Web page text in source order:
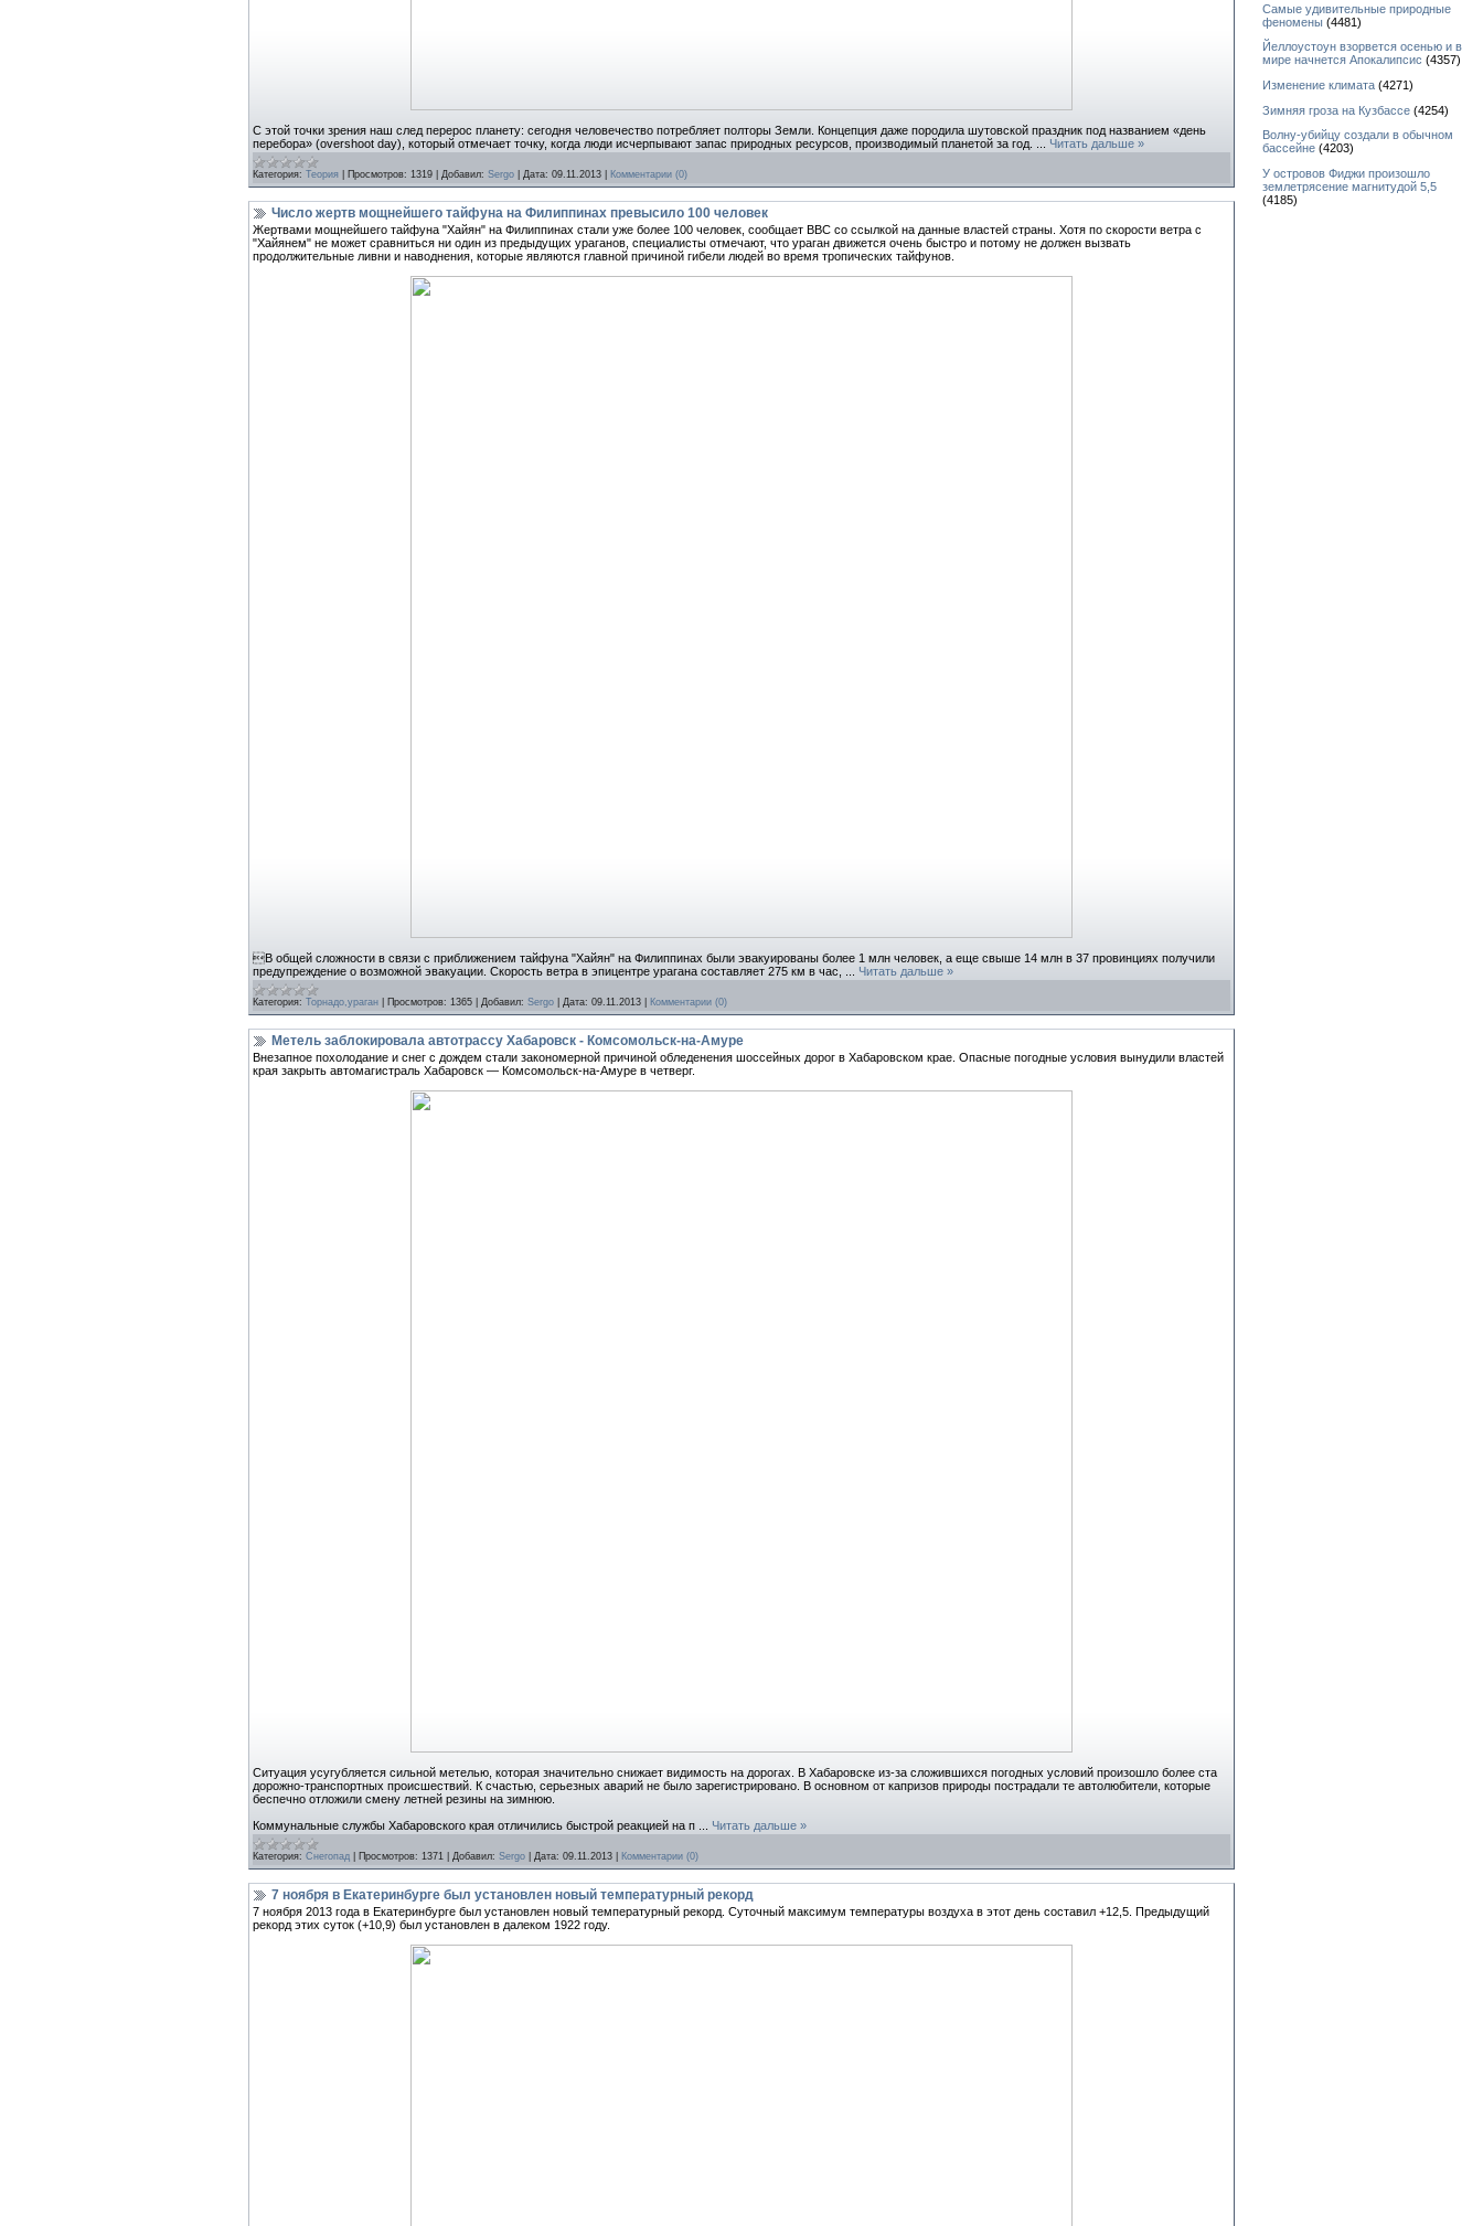
С этой точки зрения наш след перерос планету: сегодня человечество потребляет полторы Земли. Концепция даже породила шутовской праздник под названием «день
перебора» (overshoot day), который отмечает точку, когда люди исчерпывают запас природных ресурсов, производимый планетой за год.
Читать дальше »
Категория: Теория Просмотров: 1319 Добавил: Sergo Дата: 09.11.2013 Комментарии (0)
Число жертв мощнейшего тайфуна на Филиппинах превысило 100 человек
Жертвами мощнейшего тайфуна "Хайян" на Филиппинах стали уже более 100 человек, сообщает ВВС со ссылкой на данные властей страны. Хотя по скорости ветра с
"Хайянем" не может сравниться ни один из предыдущих ураганов, специалисты отмечают, что ураган движется очень быстро и потому не должен вызвать
продолжительные ливни и наводнения, которые являются главной причиной гибели людей во время тропических тайфунов.
В общей сложности в связи с приближением тайфуна "Хайян" на Филиппинах были эвакуированы более 1 млн человек, а еще свыше 14 млн в 37 провинциях получили
предупреждение о возможной эвакуации. Скорость ветра в эпицентре урагана составляет 275 км в час,
Читать дальше »
Категория: Торнадо,ураган Просмотров: 1365 Добавил: Sergo Дата: 09.11.2013 Комментарии (0)
Метель заблокировала автотрассу Хабаровск - Комсомольск-на-Амуре
Внезапное похолодание и снег с дождем стали закономерной причиной обледенения шоссейных дорог в Хабаровском крае. Опасные погодные условия вынудили властей
края закрыть автомагистраль Хабаровск — Комсомольск-на-Амуре в четверг.
Ситуация усугубляется сильной метелью, которая значительно снижает видимость на дорогах. В Хабаровске из-за сложившихся погодных условий произошло более ста
дорожно-транспортных происшествий. К счастью, серьезных аварий не было зарегистрировано. В основном от капризов природы пострадали те автолюбители, которые
беспечно отложили смену летней резины на зимнюю.
Коммунальные службы Хабаровского края отличились быстрой реакцией на п
Читать дальше »
Категория: Снегопад Просмотров: 1371 Добавил: Sergo Дата: 09.11.2013 Комментарии (0)
7 ноября в Екатеринбурге был установлен новый температурный рекорд
7 ноября 2013 года в Екатеринбурге был установлен новый температурный рекорд. Суточный максимум температуры воздуха в этот день составил +12,5. Предыдущий
рекорд этих суток (+10,9) был установлен в далеком 1922 году.
Самые удивительные природные
феномены (4481)
Йеллоустоун взорвется осенью и в
мире начнется Апокалипсис (4357)
Изменение климата (4271)
Зимняя гроза на Кузбассе (4254)
Волну-убийцу создали в обычном
бассейне (4203)
У островов Фиджи произошло
землетрясение магнитудой 5,5
(4185)